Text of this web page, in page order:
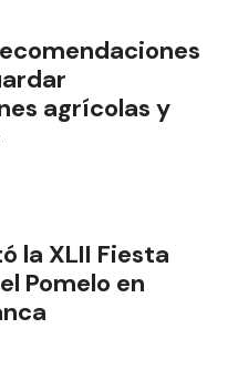
agrícolas y
la XLII Fiesta
Pomelo en